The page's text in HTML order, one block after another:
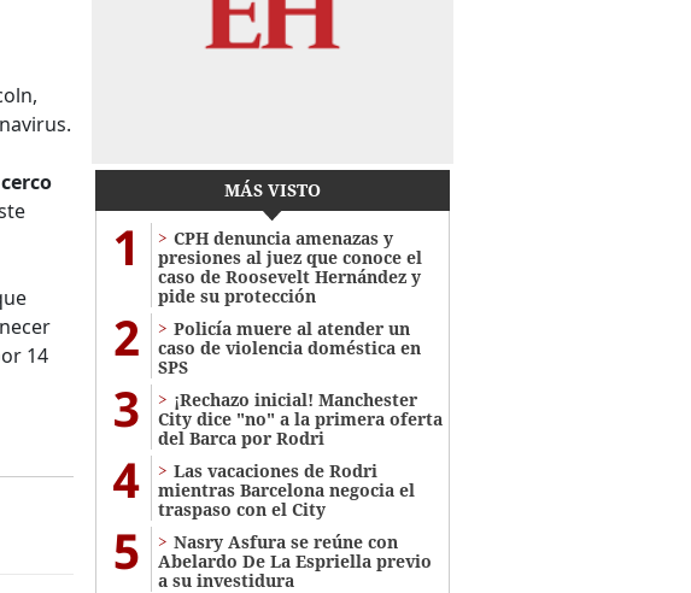
cerco
14
MÁS VISTO
1
CPH denuncia amenazas y
presiones al juez que conoce el
caso de Roosevelt Hernández y
pide su protección
2
Policía muere al atender un
caso de violencia doméstica en
SPS
3
¡Rechazo inicial! Manchester
City dice "no" a la primera oferta
del Barca por Rodri
4
Las vacaciones de Rodri
mientras Barcelona negocia el
traspaso con el City
5
Nasry Asfura se reúne con
Abelardo De La Espriella previo
a su investidura